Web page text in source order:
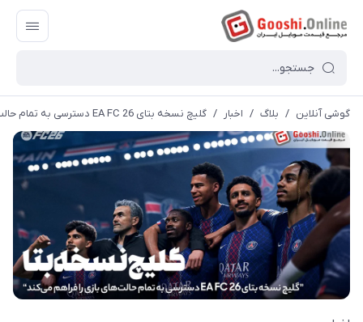
گوشی آنلاین / بلاگ / اخبار / گلیچ نسخه بتای EA FC 26 دسترسی به تمام حالت‌های بازی را فراهم می‌کند!